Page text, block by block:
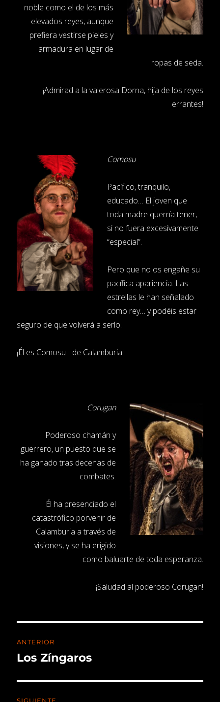
noble como el de los más
elevados reyes, aunque
prefiera vestirse pieles y
armadura en lugar de
ropas de seda.
¡Admirad a la valerosa Dorna, hija de los reyes
errantes!
Comosu
Pacífico, tranquilo,
educado… El joven que
toda madre querría tener,
si no fuera excesivamente
“especial”.
Pero que no os engañe su
pacífica apariencia. Las
estrellas le han señalado
como rey… y podéis estar
seguro de que volverá a serlo.
¡Él es Comosu I de Calamburia!
Corugan
Poderoso chamán y
guerrero, un puesto que se
ha ganado tras decenas de
combates.
Él ha presenciado el
catastrófico porvenir de
Calamburia a través de
visiones, y se ha erigido
como baluarte de toda esperanza.
¡Saludad al poderoso Corugan!
ANTERIOR
Los Zíngaros